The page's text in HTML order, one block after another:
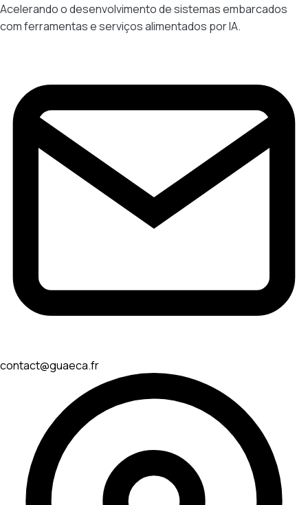
Acelerando o desenvolvimento de sistemas embarcados
com ferramentas e serviços alimentados por IA.
contact@guaeca.fr